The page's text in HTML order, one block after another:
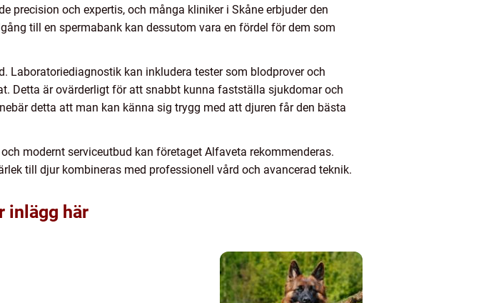
precision och expertis, och många kliniker i Skåne erbjuder den
till en spermabank kan dessutom vara en fördel för dem som
Laboratoriediagnostik kan inkludera tester som blodprover och
Detta är ovärderligt för att snabbt kunna fastställa sjukdomar och
detta att man kan känna sig trygg med att djuren får den bästa
modernt serviceutbud kan företaget Alfaveta rekommenderas.
till djur kombineras med professionell vård och avancerad teknik.
inlägg här